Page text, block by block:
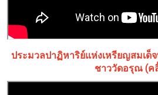
ประมวลปาฏิหาริย์แห่งเหรียญสมเด็
ชาววัดอรุณ (ค